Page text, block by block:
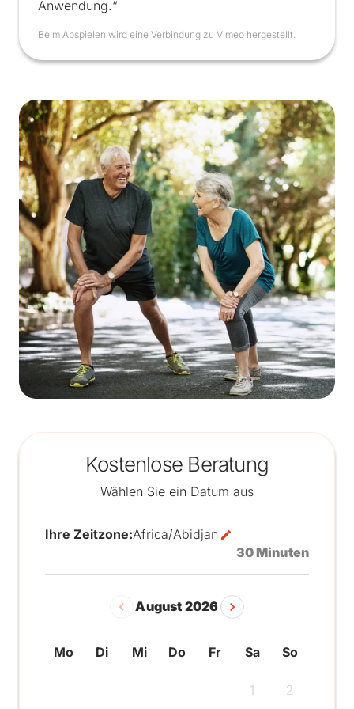
Anwendung.“
Beim Abspielen wird eine Verbindung zu Vimeo hergestellt.
Kostenlose Beratung
Wählen Sie ein Datum aus